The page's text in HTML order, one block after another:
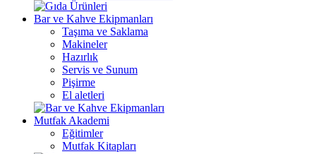
Bar ve Kahve Ekipmanları
Taşıma ve Saklama
Makineler
Hazırlık
Servis ve Sunum
Pişirme
El aletleri
Mutfak Akademi
Eğitimler
Mutfak Kitapları